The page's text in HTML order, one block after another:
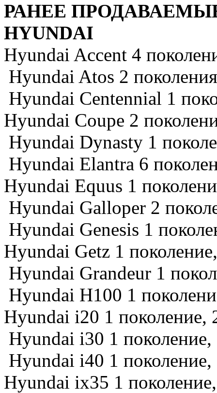
РАНЕЕ
HYUNDAI
Hyundai Accent 4
Hyundai Atos 2
Hyundai Centennial 1
Hyundai Coupe 2
Hyundai Dynasty 1
Hyundai Elantra 6
Hyundai Equus 1
Hyundai Galloper 2
Hyundai Genesis 1
Hyundai Getz 1
Hyundai Grandeur 1
Hyundai H100 1
Hyundai i20 1 поколение,
Hyundai i30 1
Hyundai i40 1
Hyundai ix35 1